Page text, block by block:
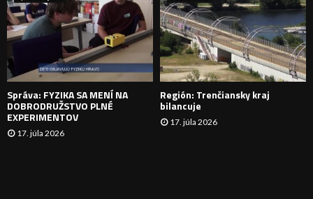
N
I
E
Správa: FYZIKA SA MENÍ NA
DOBRODRUŽSTVO PLNÉ
EXPERIMENTOV
17. júla 2026
Región: Trenčiansky kraj
bilancuje
17. júla 2026